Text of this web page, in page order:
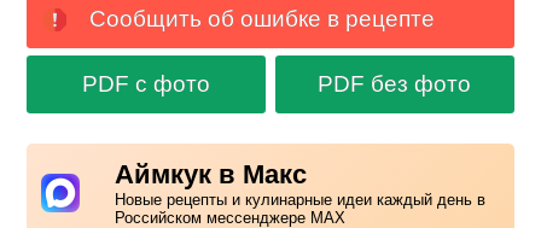
Сообщить об ошибке в рецепте
PDF с фото PDF без фото
Аймкук в Макс
Новые рецепты и кулинарные идеи каждый день в
Российском мессенджере MAX